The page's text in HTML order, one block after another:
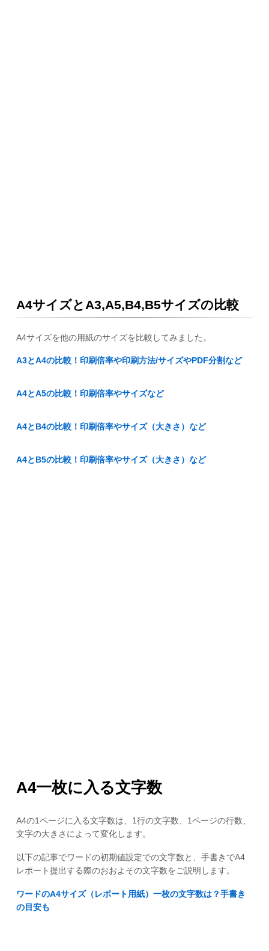
A4サイズとA3,A5,B4,B5サイズの比較
A4サイズを他の用紙のサイズを比較してみました。
A3とA4の比較！印刷倍率や印刷方法/サイズやPDF分割など
A4とA5の比較！印刷倍率やサイズなど
A4とB4の比較！印刷倍率やサイズ（大きさ）など
A4とB5の比較！印刷倍率やサイズ（大きさ）など
A4一枚に入る文字数
A4の1ページに入る文字数は、1行の文字数、1ページの行数、
文字の大きさによって変化します。
以下の記事でワードの初期値設定での文字数と、手書きでA4
レポート提出する際のおおよその文字数をご説明します。
ワードのA4サイズ（レポート用紙）一枚の文字数は？手書き
の目安も